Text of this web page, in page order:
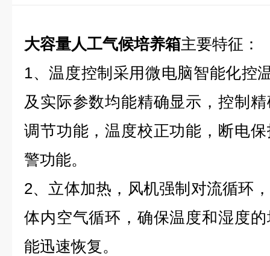
大容量人工气候培养箱主要特征：
1、温度控制采用微电脑智能化控
及实际参数均能精确显示，控制
调节功能，温度校正功能，断电
警功能。
2、立体加热，风机强制对流循环
体内空气循环，确保温度和湿度
能迅速恢复。